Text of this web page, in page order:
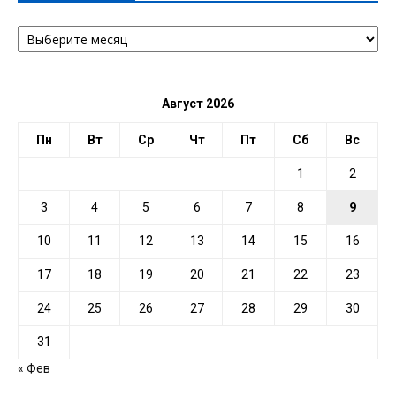
АРХИВ
ПО
Август 2026
Пн Вт Ср Чт Пт Сб Вс
1 2
3 4 5 6 7 8 9
10 11 12 13 14 15 16
17 18 19 20 21 22 23
24 25 26 27 28 29 30
31
« Фев